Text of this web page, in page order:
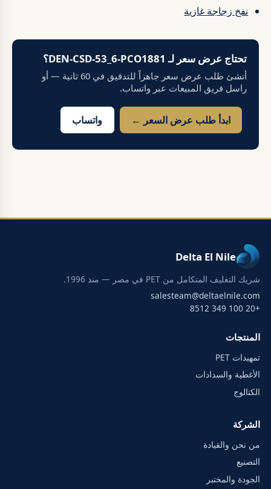
نفخ زجاجة غازية
تحتاج عرض سعر لـ DEN-CSD-53_6-PCO1881؟
أنشئ طلب عرض سعر جاهزاً للتدقيق في 60 ثانية — أو
راسل فريق المبيعات عبر واتساب.
ابدأ طلب عرض السعر ← واتساب
Delta El Nile
شريك التغليف المتكامل من PET في مصر — منذ 1996.
salesteam@deltaelnile.com
+20 100 349 8512
المنتجات
تمهيدات PET
الأغطية والسدادات
الكتالوج
الشركة
من نحن والقيادة
التصنيع
الجودة والمختبر